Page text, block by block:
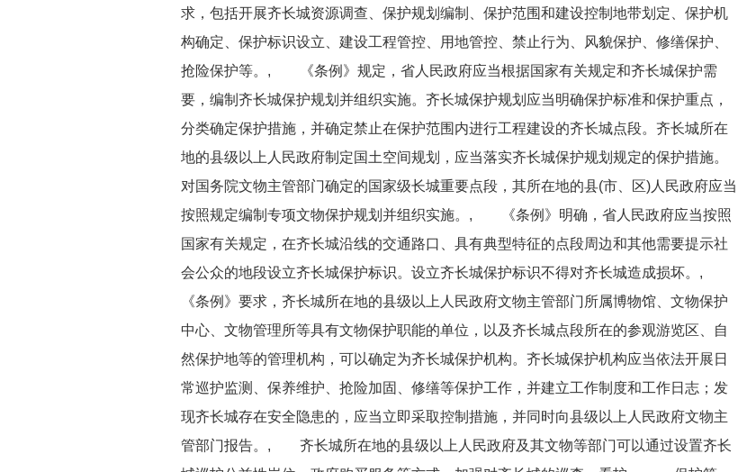
求，包括开展齐长城资源调查、保护规划编制、保护范围和建设控制地带划定、保护机
构确定、保护标识设立、建设工程管控、用地管控、禁止行为、风貌保护、修缮保护、
抢险保护等。, 《条例》规定，省人民政府应当根据国家有关规定和齐长城保护需
要，编制齐长城保护规划并组织实施。齐长城保护规划应当明确保护标准和保护重点，
分类确定保护措施，并确定禁止在保护范围内进行工程建设的齐长城点段。齐长城所在
地的县级以上人民政府制定国土空间规划，应当落实齐长城保护规划规定的保护措施。
对国务院文物主管部门确定的国家级长城重要点段，其所在地的县(市、区)人民政府应当
按照规定编制专项文物保护规划并组织实施。, 《条例》明确，省人民政府应当按照
国家有关规定，在齐长城沿线的交通路口、具有典型特征的点段周边和其他需要提示社
会公众的地段设立齐长城保护标识。设立齐长城保护标识不得对齐长城造成损坏。,
《条例》要求，齐长城所在地的县级以上人民政府文物主管部门所属博物馆、文物保护
中心、文物管理所等具有文物保护职能的单位，以及齐长城点段所在的参观游览区、自
然保护地等的管理机构，可以确定为齐长城保护机构。齐长城保护机构应当依法开展日
常巡护监测、保养维护、抢险加固、修缮等保护工作，并建立工作制度和工作日志；发
现齐长城存在安全隐患的，应当立即采取控制措施，并同时向县级以上人民政府文物主
管部门报告。, 齐长城所在地的县级以上人民政府及其文物等部门可以通过设置齐长